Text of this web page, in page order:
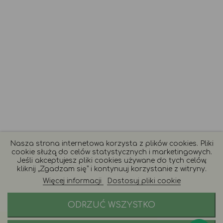
Nasza strona internetowa korzysta z plików cookies. Pliki
cookie służą do celów statystycznych i marketingowych.
Jeśli akceptujesz pliki cookies używane do tych celów,
kliknij „Zgadzam się” i kontynuuj korzystanie z witryny.
Więcej informacji
Dostosuj pliki cookie
ODRZUĆ WSZYSTKO